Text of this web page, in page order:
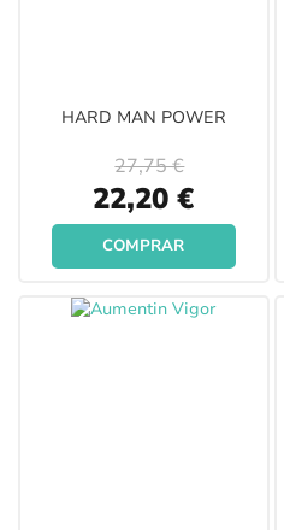
HARD MAN POWER
Special
Price
22,20 €
27,75 €
COMPRAR